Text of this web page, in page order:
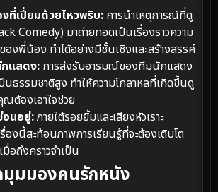
งที่เปี่ยมด้วยไหวพริบ: การนำเหตุการณ์ที่ดู
Comedy) มาถ่ายทอดเป็นเรื่องราวความ
งพี่น้อง ทำได้อย่างมีชั้นเชิงและสร้างสรรค์
แสดง: การส่งรับอารมณ์ของทีมนักแสดง
นธรรมชาติสูง ทำให้ความโกลาหลที่เกิดขึ้นดู
ต้องเอาใจช่วย
อนอยู่:ภายใต้รอยยิ้มและเสียงหัวเราะ
องนี้สะท้อนภาพการเรียนรู้ที่จะต้องเติบโต
อถึงคราวจำเป็น
มุมมองคนรักหนัง